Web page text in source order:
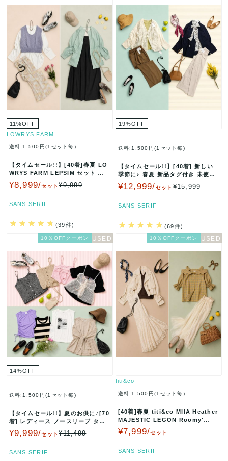
11%OFF
LOWRYS FARM
送料:1,500円(1セット毎)
【タイムセール!!】[40着]春夏 LO
WRYS FARM LEPSIM セット ま
とめ売り ローリ…
¥8,999/セット¥9,999
SANS SERIF
(39件)
19%OFF
送料:1,500円(1セット毎)
【タイムセール!!】[40着] 新しい
季節に♪ 春夏 新品タグ付き 未使用
品 セット まとめ売り …
¥12,999/セット¥15,999
SANS SERIF
(69件)
10％OFFクーポン
14%OFF
送料:1,500円(1セット毎)
【タイムセール!!】夏のお供に♪[70
着] レディース ノースリーブ タン
クトップ キャミソール …
¥9,999/セット¥11,499
SANS SERIF
10％OFFクーポン
titi&co
送料:1,500円(1セット毎)
[40着]春夏 titi&co MIIA Heather
MAJESTIC LEGON Roomy'…
¥7,999/セット
SANS SERIF